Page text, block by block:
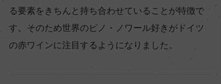
る要素をきちんと持ち合わせていることが特徴で
す。そのため世界のピノ・ノワール好きがドイツ
の赤ワインに注目するようになりました。